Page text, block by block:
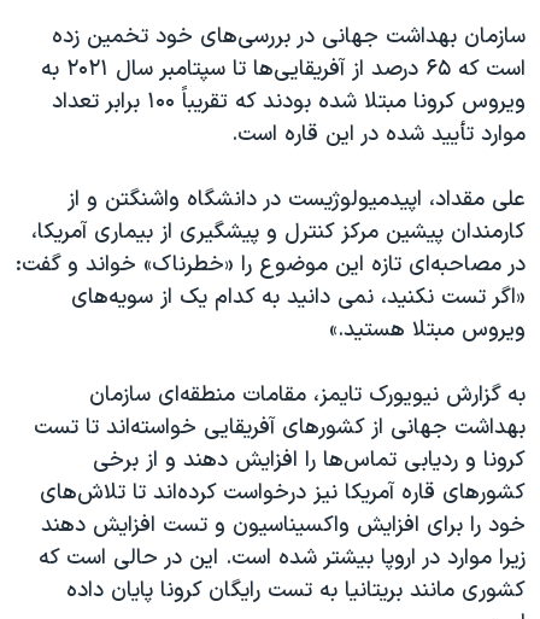
قانون شفافیت دارائی کادر رهبری ایران
اعتراضات مردمی آبان ۹۸
اسرائیل در جنگ
همایش محافظه‌کاران آمریکا «سی‌پک»
صفحه‌های ویژه
سفر پرزیدنت ترامپ به چین
سازمان بهداشت جهانی در بررسی‌های خود تخمین زده
است که ۶۵ درصد از آفریقایی‌ها تا سپتامبر سال ۲۰۲۱ به
ویروس کرونا مبتلا شده بودند که تقریباً ۱۰۰ برابر تعداد
موارد تأیید شده در این قاره است.
علی مقداد، اپیدمیولوژیست در دانشگاه واشنگتن و از
کارمندان پیشین مرکز کنترل و پیشگیری از بیماری آمریکا،
در مصاحبه‌ای تازه این موضوع را «خطرناک» خواند و گفت:
«اگر تست نکنید، نمی دانید به کدام یک از سویه‌های
ویروس مبتلا هستید.»
به گزارش نیویورک تایمز، مقامات منطقه‌ای سازمان
بهداشت جهانی از کشورهای آفریقایی خواسته‌اند تا تست
کرونا و ردیابی تماس‌ها را افزایش دهند و از برخی
کشورهای قاره آمریکا نیز درخواست کرده‌اند تا تلاش‌های
خود را برای افزایش واکسیناسیون و تست افزایش دهند
زیرا موارد در اروپا بیشتر شده است. این در حالی است که
کشوری مانند بریتانیا به تست رایگان کرونا پایان داده